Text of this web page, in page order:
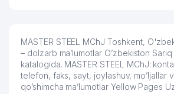
56
GULSARA-AZIZ XUSUSIY
KORXONASI
57
MIRZO-ULUG'BEK TUMANI
MASTER STEEL MChJ Toshkent,
– dolzarb ma’lumotlar O’zbekiston
katalogida. MASTER STEEL MChJ:
telefon, faks, sayt, joylashuv, mo’ljallar
qo’shimcha ma’lumotlar Yellow Pages